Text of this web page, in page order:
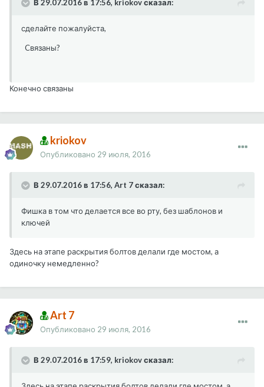
В 29.07.2016 в 17:56, kriokov сказал:
сделайте пожалуйста,
Cвязаны?
Конечно связаны
kriokov
Опубликовано 29 июля, 2016
В 29.07.2016 в 17:56, Art 7 сказал:
Фишка в том что делается все во рту, без шаблонов и
ключей
Здесь на этапе раскрытия болтов делали где мостом, а
одиночку немедленно?
Art 7
Опубликовано 29 июля, 2016
В 29.07.2016 в 17:59, kriokov сказал: